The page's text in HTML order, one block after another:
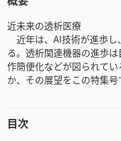
近未来の透析医療
近年は、AI技術が進歩し
る。透析関連機器の進歩
作簡便化などが図られて
か、その展望をこの特集号
目次